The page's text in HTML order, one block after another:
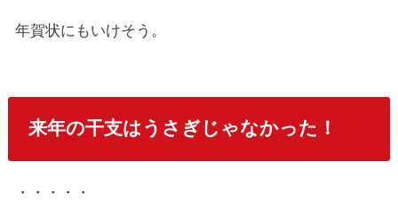
年賀状にもいけそう。
来年の干支はうさぎじゃなかった！
・・・・・